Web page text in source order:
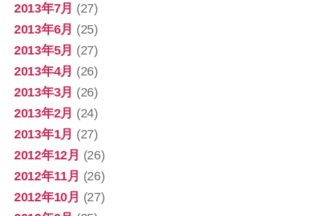
2013年7月 (27)
2013年6月 (25)
2013年5月 (27)
2013年4月 (26)
2013年3月 (26)
2013年2月 (24)
2013年1月 (27)
2012年12月 (26)
2012年11月 (26)
2012年10月 (27)